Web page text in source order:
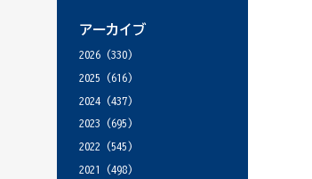
アーカイブ
2026 (330)
2025 (616)
2024 (437)
2023 (695)
2022 (545)
2021
(498)